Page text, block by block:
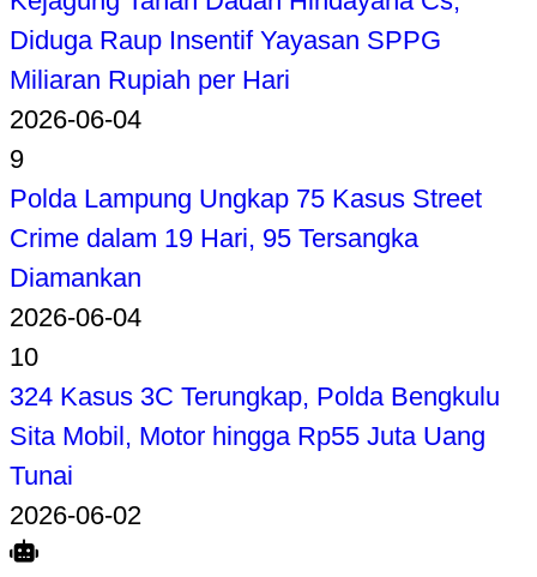
Diduga Raup Insentif Yayasan SPPG
Miliaran Rupiah per Hari
2026-06-04
9
Polda Lampung Ungkap 75 Kasus Street
Crime dalam 19 Hari, 95 Tersangka
Diamankan
2026-06-04
10
324 Kasus 3C Terungkap, Polda Bengkulu
Sita Mobil, Motor hingga Rp55 Juta Uang
Tunai
2026-06-02